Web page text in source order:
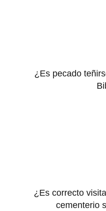
¿Es pecado
¿Es correcto
cementerio